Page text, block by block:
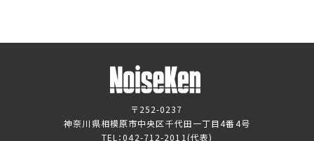
〒252-0237
神奈川県相模原市中央区千代田一丁目4番4号
TEL：042-712-2011 (代表)